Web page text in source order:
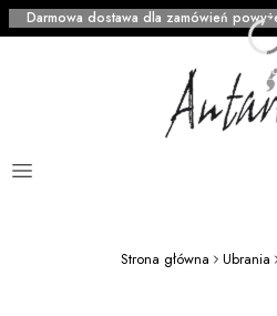
Darmowa dostawa dla zamówień
Menu
Strona główna Ubrania